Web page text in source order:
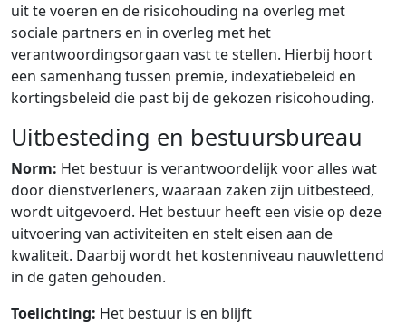
uit te voeren en de risicohouding na overleg met
sociale partners en in overleg met het
verantwoordingsorgaan vast te stellen. Hierbij hoort
een samenhang tussen premie, indexatiebeleid en
kortingsbeleid die past bij de gekozen risicohouding.
Uitbesteding en bestuursbureau
Norm: Het bestuur is verantwoordelijk voor alles wat
door dienstverleners, waaraan zaken zijn uitbesteed,
wordt uitgevoerd. Het bestuur heeft een visie op deze
uitvoering van activiteiten en stelt eisen aan de
kwaliteit. Daarbij wordt het kostenniveau nauwlettend
in de gaten gehouden.
Toelichting: Het bestuur is en blijft